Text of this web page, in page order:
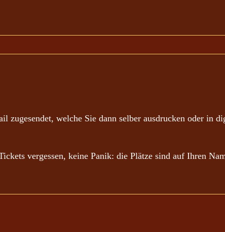
zugesendet, welche Sie dann selber ausdrucken oder in
vergessen, keine Panik: die Plätze sind auf Ihren